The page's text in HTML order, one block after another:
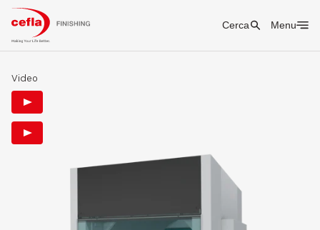
Cerca Menu
Video